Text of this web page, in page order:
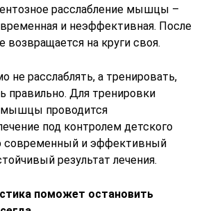
расслабление мышцы –
и неэффективная. После
возвращается на круги своя.
расслаблять, а тренировать,
правильно. Для тренировки
мышцы проводится
под контролем детского
современный и эффективный
результат лечения.
поможет остановить